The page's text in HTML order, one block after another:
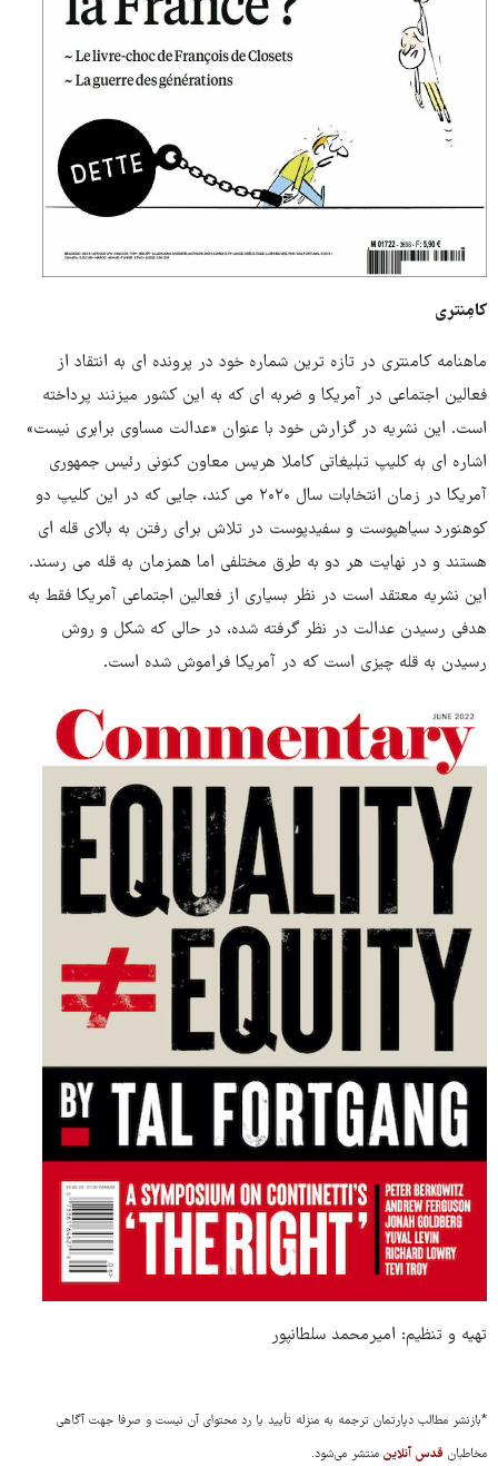
کامِنتری
ماهنامه کامنتری در تازه ترین شماره خود در پرونده ای به انتقاد از
فعالین اجتماعی در آمریکا و ضربه ای که به این کشور میزنند پرداخته
است. این نشریه در گزارش خود با عنوان «عدالت مساوی برابری نیست»
اشاره ای به کلیپ تبلیغاتی کاملا هریس معاون کنونی رئیس جمهوری
آمریکا در زمان انتخابات سال ۲۰۲۰ می کند، جایی که در این کلیپ دو
کوهنورد سیاهپوست و سفیدپوست در تلاش برای رفتن به بالای قله ای
هستند و در نهایت هر دو به طرق مختلفی اما همزمان به قله می رسند.
این نشریه معتقد است در نظر بسیاری از فعالین اجتماعی آمریکا فقط به
هدفی رسیدن عدالت در نظر گرفته شده، در حالی که شکل و روش
رسیدن به قله چیزی است که در آمریکا فراموش شده است.
تهیه و تنظیم: امیرمحمد سلطانپور
*بازنشر مطالب دپارتمان ترجمه به منزله تأیید یا رد محتوای آن نیست و صرفا جهت آگاهی
مخاطبان قدس آنلاین منتشر می‌شود.